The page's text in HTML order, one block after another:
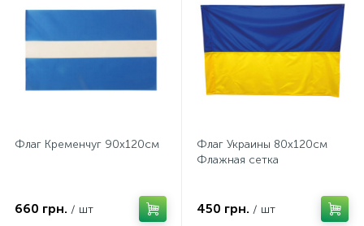
Флаг Кременчуг 90х120см
660 грн. / шт
Флаг Украины 80х120см
Флажная сетка
450 грн. / шт